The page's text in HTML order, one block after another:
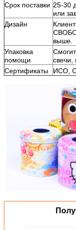
Срок поставки 25-30
или
Дизайн
выше.
Упаковка
помощи
свечи,
Сертификаты
ИСО,